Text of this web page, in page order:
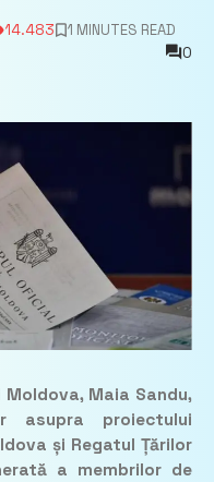
14.483
1 MINUTES READ
0
Maia Sandu,
asupra proiectului
și Regatul Țărilor
a membrilor de